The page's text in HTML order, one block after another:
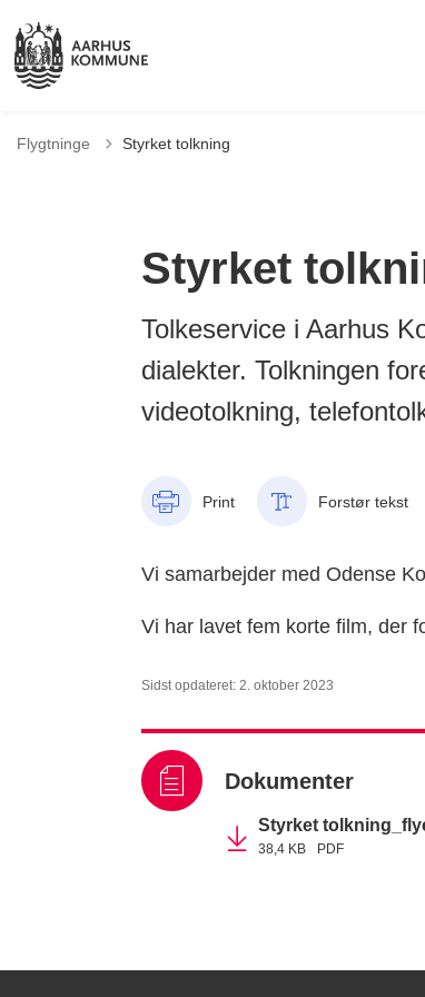
Flygtninge Styrket tolkning
Styrket
Tolkeservice i Aarhus
dialekter. Tolkningen
videotolkning,
Print Forstør tekst
Vi samarbejder med Odense
Vi har lavet fem korte film, der
Sidst opdateret: 2. oktober 2023
Dokumenter
Styrket
38,4 KB PDF